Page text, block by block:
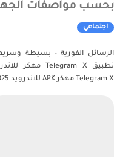
بحسب مواصفات
اجتماعي
الرسائل الفورية - بسيطة
Telegram X مهكر APK للاندرويد 2025 للاندرويد – ابك بلاي